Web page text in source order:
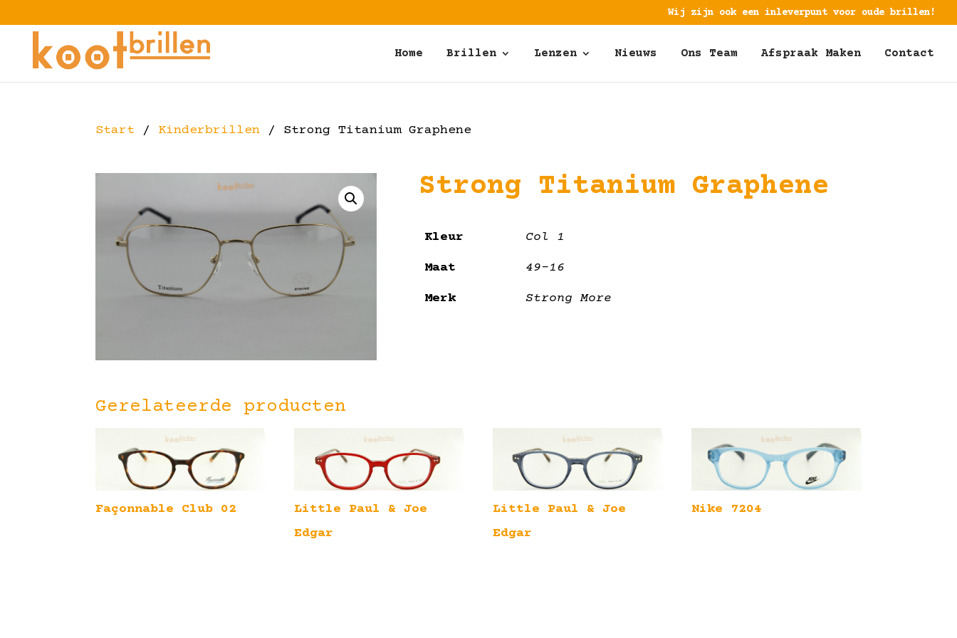
Wij zijn ook een inleverpunt voor oude brillen!
Home Brillen Lenzen Nieuws Ons Team Afspraak Maken Contact
Start / Kinderbrillen / Strong Titanium Graphene
Strong Titanium Graphene
Kleur Col 1
Maat 49-16
Merk Strong More
Gerelateerde producten
Façonnable Club 02
Little Paul & Joe
Edgar
Little Paul & Joe
Edgar
Nike 7204